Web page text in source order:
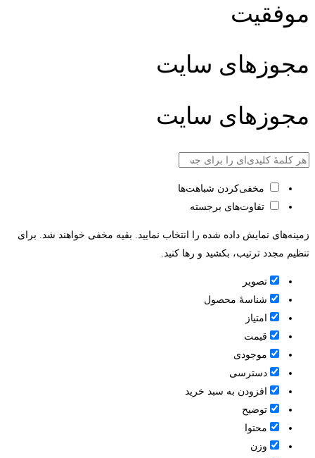
موفقیت
مجوزهای سایت
مجوزهای سایت
مخفی‌کردن شباهت‌ها
تفاوت‌های برجسته
زمینه‌های نمایش داده شده را انتخاب نمایید. بقیه مخفی خواهند شد. برای
تنظیم مجدد ترتیب، بکشید و رها کنید.
تصویر
شناسۀ محصول
امتیاز
قيمت
موجودی
دسترسی
افزودن به سبد خرید
توضیح
محتوا
وزن